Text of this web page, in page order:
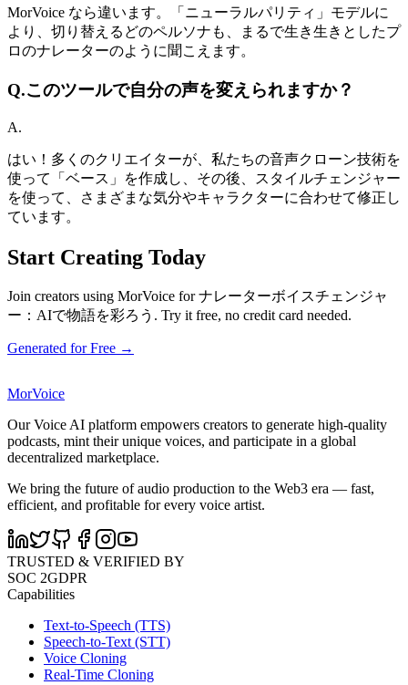
MorVoice なら違います。「ニューラルパリティ」モデルに
より、切り替えるどのペルソナも、まるで生き生きとしたプ
ロのナレーターのように聞こえます。
Q.このツールで自分の声を変えられますか？
A.
はい！多くのクリエイターが、私たちの音声クローン技術を
使って「ベース」を作成し、その後、スタイルチェンジャー
を使って、さまざまな気分やキャラクターに合わせて修正し
ています。
Start Creating Today
Join creators using MorVoice for ナレーターボイスチェンジャ
ー：AIで物語を彩ろう. Try it free, no credit card needed.
Generated for Free →
MorVoice
Our Voice AI platform empowers creators to generate high-quality
podcasts, mint their unique voices, and participate in a global
decentralized marketplace.
We bring the future of audio production to the Web3 era — fast,
efficient, and profitable for every voice artist.
TRUSTED & VERIFIED BY
SOC 2GDPR
Capabilities
Text-to-Speech (TTS)
Speech-to-Text (STT)
Voice Cloning
Real-Time Cloning